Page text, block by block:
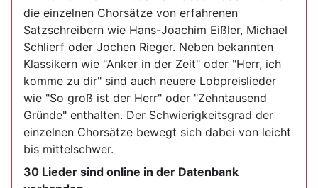
die einzelnen Chorsätze von erfahrenen
Satzschreibern wie Hans-Joachim Eißler, Michael
Schlierf oder Jochen Rieger. Neben bekannten
Klassikern wie "Anker in der Zeit" oder "Herr, ich
komme zu dir" sind auch neuere Lobpreislieder
wie "So groß ist der Herr" oder "Zehntausend
Gründe" enthalten. Der Schwierigkeitsgrad der
einzelnen Chorsätze bewegt sich dabei von leicht
bis mittelschwer.
30 Lieder sind online in der Datenbank